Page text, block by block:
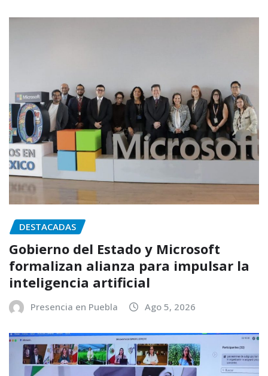
DESTACADAS
Gobierno del Estado y Microsoft
formalizan alianza para impulsar la
inteligencia artificial
Presencia en Puebla Ago 5, 2026